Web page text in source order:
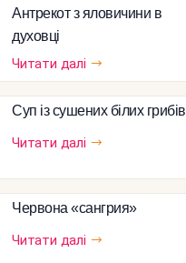
Антрекот з яловичини в
духовці
Читати далі
Суп із сушених білих грибів
Читати далі
Червона «сангрия»
Читати далі